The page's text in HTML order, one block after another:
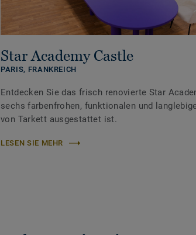
Star Academy Castle
PARIS, FRANKREICH
Entdecken Sie das frisch renovierte Star
sechs farbenfrohen, funktionalen und
von Tarkett ausgestattet ist.
LESEN SIE MEHR